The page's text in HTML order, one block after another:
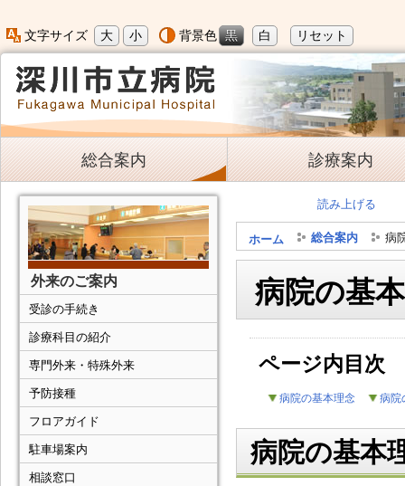
文字サイズ 大 小 背景色 黒 白 リセット
総合案内 診療案内
読み上げる
ホーム 総合案内 病
病院の基
ページ内目次
病院の基本理念 病院
病院の基本
外来のご案内
受診の手続き
診療科目の紹介
専門外来・特殊外来
予防接種
フロアガイド
駐車場案内
相談窓口